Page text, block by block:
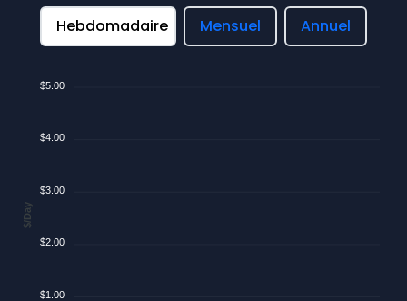
Hebdomadaire Mensuel Annuel
$5.00
$4.00
$3.00
$2.00
$1.00
$/Day